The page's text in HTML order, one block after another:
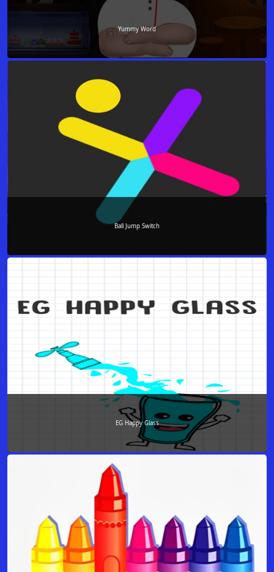
Yummy Word
Ball Jump Switch
EG Happy Glass